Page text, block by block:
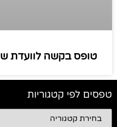
טופס בקשה לוועדת
טפסים לפי קטגוריות